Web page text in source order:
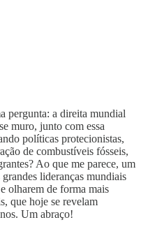
pergunta: a direita mundial
muro, junto com essa
políticas protecionistas,
de combustíveis fósseis,
Ao que me parece, um
lideranças mundiais
olharem de forma mais
que hoje se revelam
Um abraço!